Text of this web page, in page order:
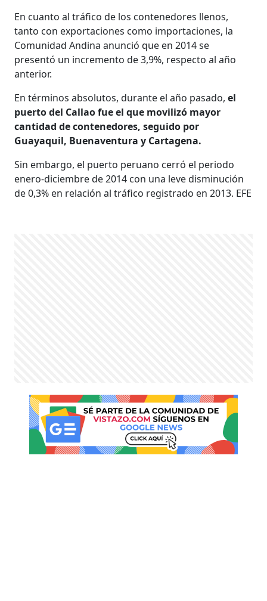
En cuanto al tráfico de los contenedores llenos,
tanto con exportaciones como importaciones, la
Comunidad Andina anunció que en 2014 se
presentó un incremento de 3,9%, respecto al año
anterior.
En términos absolutos, durante el año pasado,el
puerto del Callao fue el que movilizó mayor
cantidad de contenedores, seguido por
Guayaquil, Buenaventura y Cartagena.
Sin embargo, el puerto peruano cerró el periodo
enero-diciembre de 2014 con una leve disminución
de 0,3% en relación al tráfico registrado en 2013. EFE